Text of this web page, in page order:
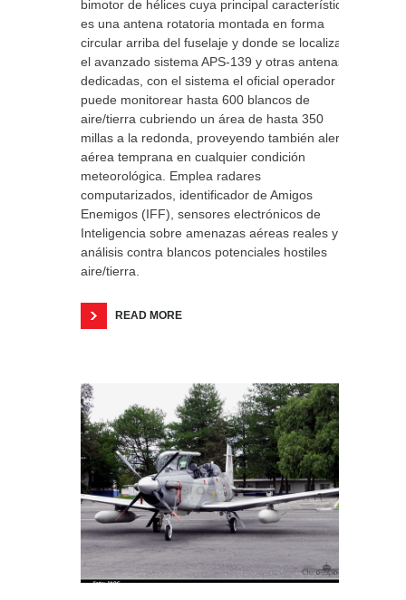
bimotor de hélices cuya principal característica
es una antena rotatoria montada en forma
circular arriba del fuselaje y donde se localiza
el avanzado sistema APS-139 y otras antenas
dedicadas, con el sistema el oficial operador
puede monitorear hasta 600 blancos de
aire/tierra cubriendo un área de hasta 350
millas a la redonda, proveyendo también alerta
aérea temprana en cualquier condición
meteorológica. Emplea radares
computarizados, identificador de Amigos
Enemigos (IFF), sensores electrónicos de
Inteligencia sobre amenazas aéreas reales y
análisis contra blancos potenciales hostiles
aire/tierra.
READ MORE